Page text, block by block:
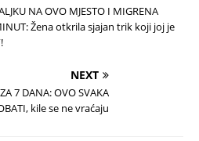
NA OVO MJESTO I MIGRENA
Žena otkrila sjajan trik koji joj je
NEXT
7 DANA: OVO SVAKA
kile se ne vraćaju